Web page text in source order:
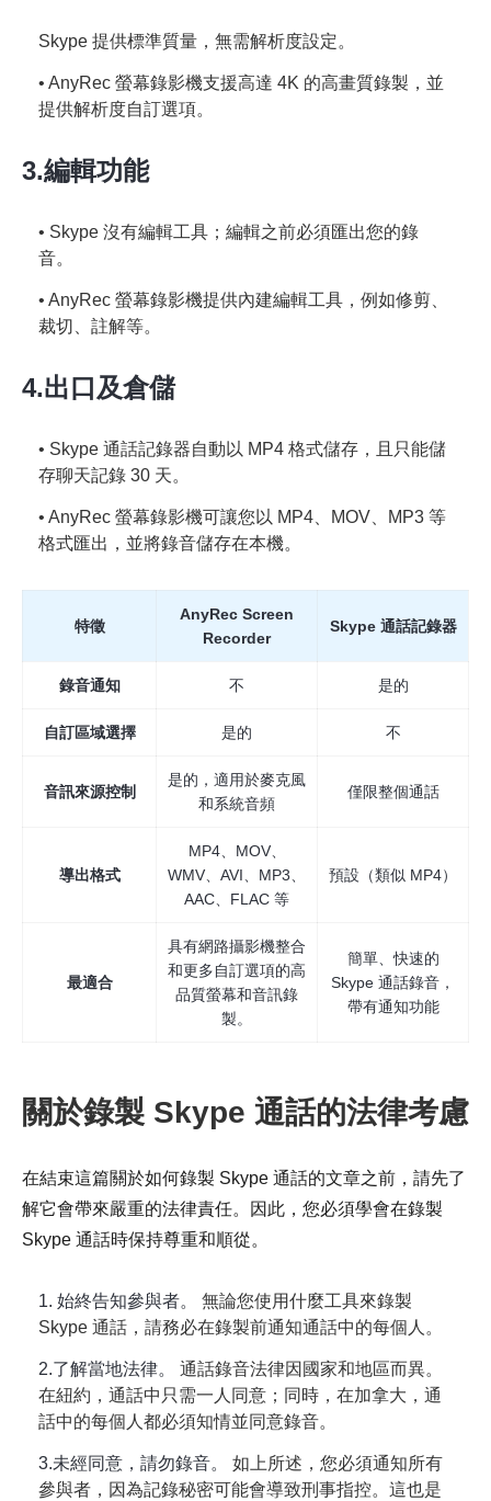
Skype 提供標準質量，無需解析度設定。
• AnyRec 螢幕錄影機支援高達 4K 的高畫質錄製，並
提供解析度自訂選項。
3.編輯功能
• Skype 沒有編輯工具；編輯之前必須匯出您的錄
音。
• AnyRec 螢幕錄影機提供內建編輯工具，例如修剪、
裁切、註解等。
4.出口及倉儲
• Skype 通話記錄器自動以 MP4 格式儲存，且只能儲
存聊天記錄 30 天。
• AnyRec 螢幕錄影機可讓您以 MP4、MOV、MP3 等
格式匯出，並將錄音儲存在本機。
特徵
AnyRec Screen
Recorder
Skype 通話記錄器
錄音通知 不 是的
自訂區域選擇 是的 不
音訊來源控制
是的，適用於麥克風
和系統音頻
僅限整個通話
導出格式
MP4、MOV、
WMV、AVI、MP3、
AAC、FLAC 等
預設（類似 MP4）
最適合
具有網路攝影機整合
和更多自訂選項的高
品質螢幕和音訊錄
製。
簡單、快速的
Skype 通話錄音，
帶有通知功能
關於錄製 Skype 通話的法律考慮
在結束這篇關於如何錄製 Skype 通話的文章之前，請先了
解它會帶來嚴重的法律責任。因此，您必須學會在錄製
Skype 通話時保持尊重和順從。
1. 始終告知參與者。
無論您使用什麼工具來錄製
Skype 通話，請務必在錄製前通知通話中的每個人。
2.了解當地法律。
通話錄音法律因國家和地區而異。
在紐約，通話中只需一人同意；同時，在加拿大，通
話中的每個人都必須知情並同意錄音。
3.未經同意，請勿錄音。
如上所述，您必須通知所有
參與者，因為記錄秘密可能會導致刑事指控。這也是